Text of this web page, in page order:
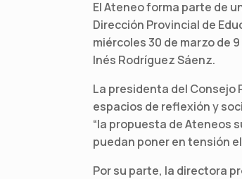
El Ateneo forma parte de
Dirección Provincial de
miércoles 30 de marzo de
Inés Rodríguez Sáenz.
La presidenta del Consejo
espacios de reflexión y
“la propuesta de Ateneos
puedan poner en tensión
Por su parte, la directora